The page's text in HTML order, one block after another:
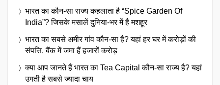
भारत का कौन-सा राज्य कहलाता है “Spice Garden Of
India”? जिसके मसालें दुनिया-भर में है मशहूर
भारत का सबसे अमीर गांव कौन-सा है? यहां हर घर में करोड़ों की
संपत्ति, बैंक में जमा हैं हजारों करोड़
क्या आप जानते हैं भारत का Tea Capital कौन-सा राज्य है? यहां
उगती है सबसे ज्यादा चाय